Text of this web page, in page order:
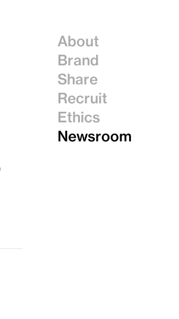
About
Brand
Share
Recruit
Ethics
Newsroom